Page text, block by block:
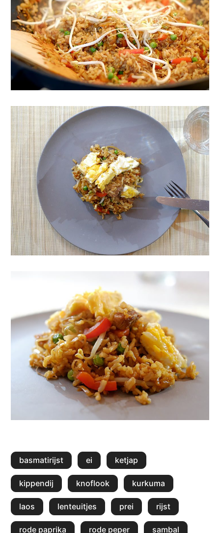
basmatirijst ei ketjap
kippendij knoflook kurkuma
laos lenteuitjes prei rijst
rode paprika rode peper sambal